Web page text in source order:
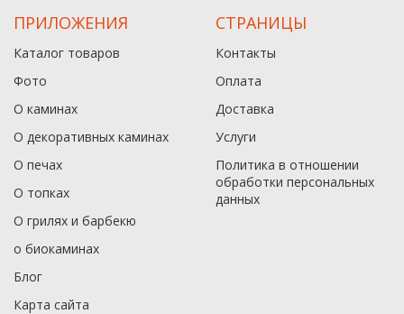
ПРИЛОЖЕНИЯ
Каталог товаров
Фото
О каминах
О декоративных каминах
О печах
О топках
О грилях и барбекю
о биокаминах
Блог
Карта сайта
СТРАНИЦЫ
Контакты
Оплата
Доставка
Услуги
Политика в отношении
обработки персональных
данныx